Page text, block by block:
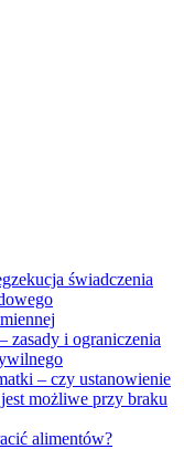
świadczenia
zasady i ograniczenia
– czy ustanowienie
możliwe przy braku
alimentów?